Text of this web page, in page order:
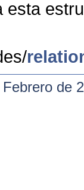
esta
de